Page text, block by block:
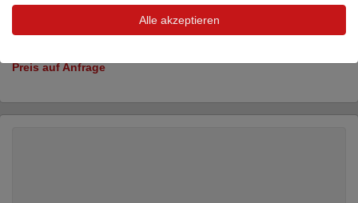
Anthem STR Programm vorführbereit...
Preis auf Anfrage
Alle akzeptieren